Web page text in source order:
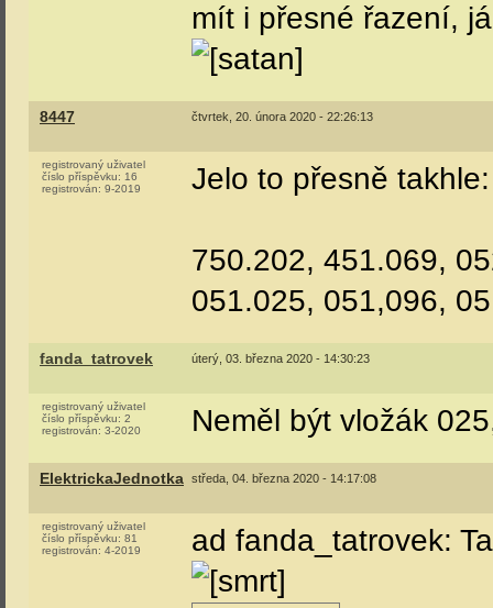
mít i přesné řazení,
8447 čtvrtek, 20. února 2020 - 22:26:13
registrovaný uživatel
číslo příspěvku: 16
registrován: 9-2019 Jelo to přesně takhle:
750.202, 451.069,
051.025, 051,096,
fanda_tatrovek úterý, 03. března 2020 - 14:30:23
registrovaný uživatel
číslo příspěvku: 2
registrován: 3-2020 Neměl být vložák
ElektrickaJednotka středa, 04. března 2020 - 14:17:08
registrovaný uživatel
číslo příspěvku: 81
registrován: 4-2019 ad fanda_tatrovek: